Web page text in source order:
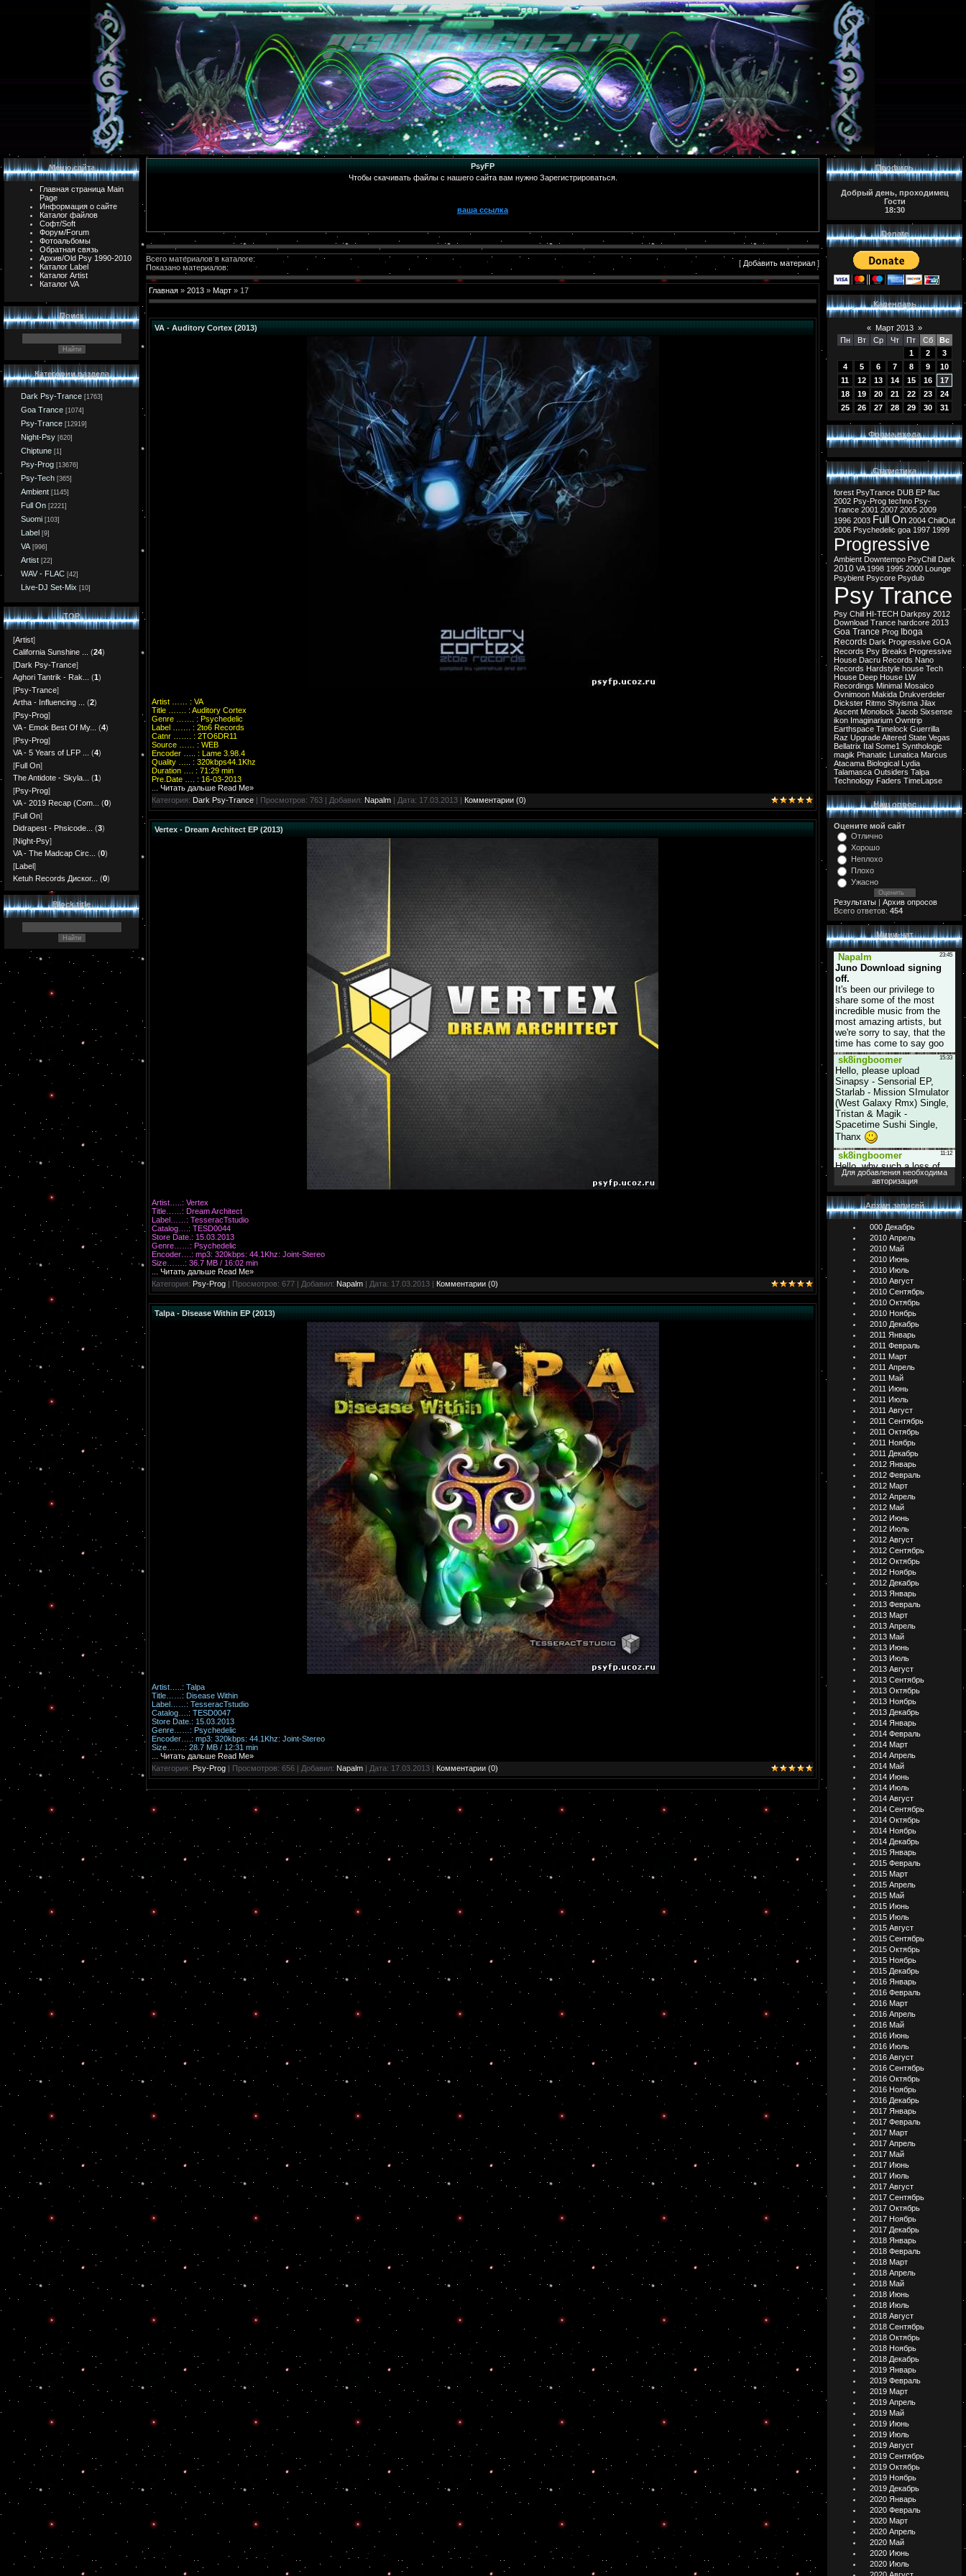
Меню сайта
Главная страница Main
Page
Информация о сайте
Каталог файлов
Софт/Soft
Форум/Forum
Фотоальбомы
Обратная связь
Архив/Old Psy 1990-2010
Каталог Label
Каталог Artist
Каталог VA
Поиск
Категории раздела
Dark Psy-Trance [1763]
Goa Trance [1074]
Psy-Trance [12919]
Night-Psy [620]
Chiptune [1]
Psy-Prog [13676]
Psy-Tech [365]
Ambient [1145]
Full On [2221]
Suomi [103]
Label [9]
VA [996]
Artist [22]
WAV - FLAC [42]
Live-DJ Set-Mix [10]
TOP
[Artist]
California Sunshine ...
(24)
[Dark Psy-Trance]
Aghori Tantrik - Rak...
(1)
[Psy-Trance]
Artha - Influencing ...
(2)
[Psy-Prog]
VA - Emok Best Of My...
(4)
[Psy-Prog]
VA - 5 Years of LFP ...
(4)
[Full On]
The Antidote - Skyla...
(1)
[Psy-Prog]
VA - 2019 Recap (Com...
(0)
[Full On]
Didrapest - Phsicode...
(3)
[Night-Psy]
VA - The Madcap Circ...
(0)
[Label]
Ketuh Records Диског...
(0)
Block title
PsyFP
Чтобы скачивать файлы с нашего сайта вам нужно Зарегистрироваться.
ваша ссылка
Всего материалов в каталоге:
Показано материалов:
[ Добавить материал ]
Главная » 2013 » Март » 17
VA - Auditory Cortex (2013)
Artist …… : VA
Title ……. : Auditory Cortex
Genre ……. : Psychedelic
Label ……. : 2to6 Records
Catnr ……. : 2TO6DR11
Source …… : WEB
Encoder ….. : Lame 3.98.4
Quality ….. : 320kbps44.1Khz
Duration …. : 71:29 min
Pre.Date …. : 16-03-2013
Читать дальше Read Me»
Категория: Dark Psy-Trance | Просмотров: 763 | Добавил: Napalm | Дата: 17.03.2013 | Комментарии (0)
Vertex - Dream Architect EP (2013)
Artist…..: Vertex
Title……: Dream Architect
Label……: TesseracTstudio
Catalog….: TESD0044
Store Date.: 15.03.2013
Genre……: Psychedelic
Encoder….: mp3: 320kbps: 44.1Khz: Joint-Stereo
Size…….: 36.7 MB / 16:02 min
Читать дальше Read Me»
Категория: Psy-Prog | Просмотров: 677 | Добавил: Napalm | Дата: 17.03.2013 | Комментарии (0)
Talpa - Disease Within EP (2013)
Artist…..: Talpa
Title……: Disease Within
Label……: TesseracTstudio
Catalog….: TESD0047
Store Date.: 15.03.2013
Genre……: Psychedelic
Encoder….: mp3: 320kbps: 44.1Khz: Joint-Stereo
Size…….: 28.7 MB / 12:31 min
Читать дальше Read Me»
Категория: Psy-Prog | Просмотров: 656 | Добавил: Napalm | Дата: 17.03.2013 | Комментарии (0)
Профиль
Добрый день, проходимец
Гости
18:30
Donate
Календарь
« Март 2013 »
Пн
Вт Ср Чт Пт Сб
Вс
1
2
3
4
5 6 7 8 9
10
11
12 13 14 15 16
17
18
19 20 21 22 23
24
25
26 27 28 29 30 31
Форма входа
Статистика
forest PsyTrance DUB EP flac
2002 Psy-Prog techno Psy-
Trance 2001 2007 2005 2009
1996 2003 Full On 2004 ChillOut
2006 Psychedelic goa 1997 1999
Progressive
Ambient Downtempo PsyChill Dark
2010 VA 1998 1995 2000 Lounge
Psybient Psycore Psydub
Psy Trance
Psy Chill HI-TECH Darkpsy 2012
Download Trance hardcore 2013
Goa Trance Prog Iboga
Records Dark Progressive GOA
Records Psy Breaks Progressive
House Dacru Records Nano
Records Hardstyle house Tech
House Deep House LW
Recordings Minimal Mosaico
Ovnimoon Makida Drukverdeler
Dickster Ritmo Shyisma Jilax
Ascent Monolock Jacob Sixsense
ikon Imaginarium Owntrip
Earthspace Timelock Guerrilla
Raz UpgradeAltered State Vegas
Bellatrix Ital Some1 Synthologic
magik Phanatic Lunatica Marcus
Atacama Biological Lydia
Talamasca Outsiders Talpa
Technology Faders TimeLapse
Наш опрос
Оцените мой сайт
Отлично
Хорошо
Неплохо
Плохо
Ужасно
Результаты | Архив опросов
Всего ответов: 454
Мини-чат
Для добавления необходима
авторизация
Архив записей
000 Декабрь
2010 Апрель
2010 Май
2010 Июнь
2010 Июль
2010 Август
2010 Сентябрь
2010 Октябрь
2010 Ноябрь
2010 Декабрь
2011 Январь
2011 Февраль
2011 Март
2011 Апрель
2011 Май
2011 Июнь
2011 Июль
2011 Август
2011 Сентябрь
2011 Октябрь
2011 Ноябрь
2011 Декабрь
2012 Январь
2012 Февраль
2012 Март
2012 Апрель
2012 Май
2012 Июнь
2012 Июль
2012 Август
2012 Сентябрь
2012 Октябрь
2012 Ноябрь
2012 Декабрь
2013 Январь
2013 Февраль
2013 Март
2013 Апрель
2013 Май
2013 Июнь
2013 Июль
2013 Август
2013 Сентябрь
2013 Октябрь
2013 Ноябрь
2013 Декабрь
2014 Январь
2014 Февраль
2014 Март
2014 Апрель
2014 Май
2014 Июнь
2014 Июль
2014 Август
2014 Сентябрь
2014 Октябрь
2014 Ноябрь
2014 Декабрь
2015 Январь
2015 Февраль
2015 Март
2015 Апрель
2015 Май
2015 Июнь
2015 Июль
2015 Август
2015 Сентябрь
2015 Октябрь
2015 Ноябрь
2015 Декабрь
2016 Январь
2016 Февраль
2016 Март
2016 Апрель
2016 Май
2016 Июнь
2016 Июль
2016 Август
2016 Сентябрь
2016 Октябрь
2016 Ноябрь
2016 Декабрь
2017 Январь
2017 Февраль
2017 Март
2017 Апрель
2017 Май
2017 Июнь
2017 Июль
2017 Август
2017 Сентябрь
2017 Октябрь
2017 Ноябрь
2017 Декабрь
2018 Январь
2018 Февраль
2018 Март
2018 Апрель
2018 Май
2018 Июнь
2018 Июль
2018 Август
2018 Сентябрь
2018 Октябрь
2018 Ноябрь
2018 Декабрь
2019 Январь
2019 Февраль
2019 Март
2019 Апрель
2019 Май
2019 Июнь
2019 Июль
2019 Август
2019 Сентябрь
2019 Октябрь
2019 Ноябрь
2019 Декабрь
2020 Январь
2020 Февраль
2020 Март
2020 Апрель
2020 Май
2020 Июнь
2020 Июль